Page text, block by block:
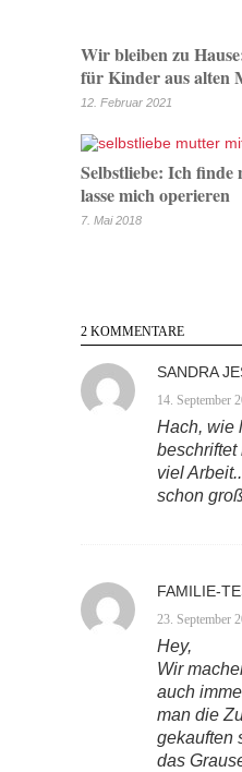
Wir bleiben zu
für Kinder aus alten
12. Februar 2021
Selbstliebe: Ich
lasse mich operieren
7. Mai 2018
2 KOMMENTARE
SANDRA
14. September
Hach, wie
beschriftet
viel
schon
FAMILIE-
23. September
Hey,
Wir
auch
man die
gekauften
das